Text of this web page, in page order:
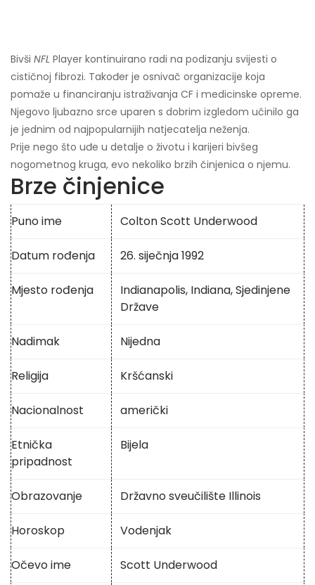
Bivši NFL Player kontinuirano radi na podizanju svijesti o
cističnoj fibrozi. Također je osnivač organizacije koja
pomaže u financiranju istraživanja CF i medicinske opreme.
Njegovo ljubazno srce uparen s dobrim izgledom učinilo ga
je jednim od najpopularnijih natjecatelja neženja.
Prije nego što uđe u detalje o životu i karijeri bivšeg
nogometnog kruga, evo nekoliko brzih činjenica o njemu.
Brze činjenice
Puno ime Colton Scott Underwood
Datum rođenja 26. siječnja 1992
Mjesto rođenja
Indianapolis, Indiana, Sjedinjene
Države
Nadimak Nijedna
Religija Kršćanski
Nacionalnost američki
Etnička
pripadnost
Bijela
Obrazovanje Državno sveučilište Illinois
Horoskop Vodenjak
Očevo ime Scott Underwood